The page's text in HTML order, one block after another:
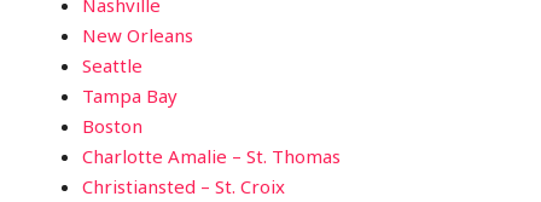
New Orleans
Seattle
Tampa Bay
Boston
Charlotte Amalie – St. Thomas
Christiansted – St. Croix